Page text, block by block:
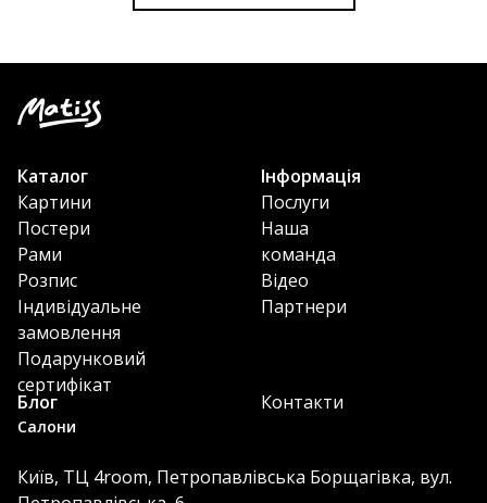
Салони
Київ, ТЦ 4room, Петропавлівська Борщагівка, вул.
Каталог
Картини
Постери
Рами
Розпис
Індивідуальне
замовлення
Подарунковий
сертифікат
Інформація
Послуги
Наша
команда
Відео
Партнери
Блог Контакти